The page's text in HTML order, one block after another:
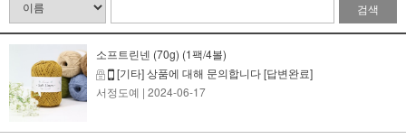
검색
소프트린넨 (70g) (1팩/4볼)
[기타] 상품에 대해 문의합니다[답변완료]
서정도예 | 2024-06-17